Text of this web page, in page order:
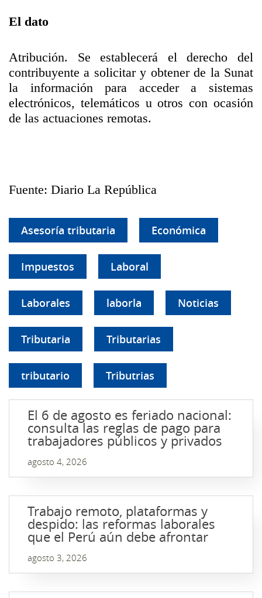
El dato
Atribución. Se establecerá el derecho del
contribuyente a solicitar y obtener de la Sunat
la información para acceder a sistemas
electrónicos, telemáticos u otros con ocasión
de las actuaciones remotas.
Fuente: Diario La República
Asesoría tributaria Económica
Impuestos Laboral
Laborales laborla Noticias
Tributaria Tributarias
tributario Tributrias
El 6 de agosto es feriado nacional:
consulta las reglas de pago para
trabajadores públicos y privados
agosto 4, 2026
Trabajo remoto, plataformas y
despido: las reformas laborales
que el Perú aún debe afrontar
agosto 3, 2026